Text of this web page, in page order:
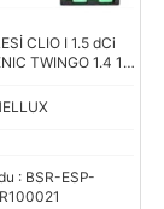
CLIO I 1.5 dCi
TWINGO 1.4 1.6
: BSR-ESP-